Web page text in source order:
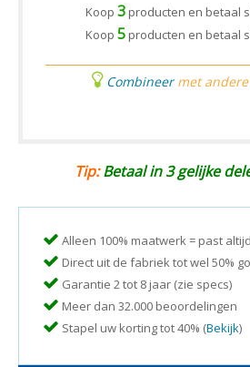
Koop 3 producten en betaal
Koop 5 producten en betaal
Combineermet
Tip:Betaal in 3 gelijke
Alleen 100% maatwerk = past altijd
Direct uit de fabriek tot wel 50%
Garantie 2 tot 8 jaar (zie specs)
Meer dan 32.000 beoordelingen
Stapel uw korting tot 40% (Bekijk)